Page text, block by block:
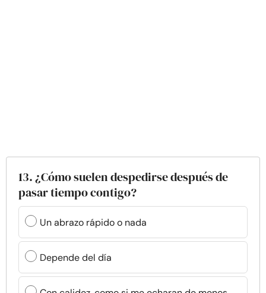
13. ¿Cómo suelen despedirse después de
pasar tiempo contigo?
Un abrazo rápido o nada
Depende del día